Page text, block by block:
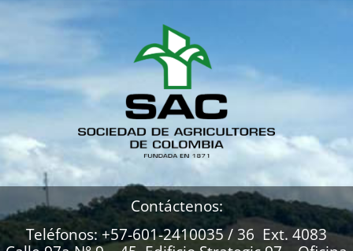
Contáctenos:
Teléfonos: +57-601-2410035 / 36 Ext. 4083